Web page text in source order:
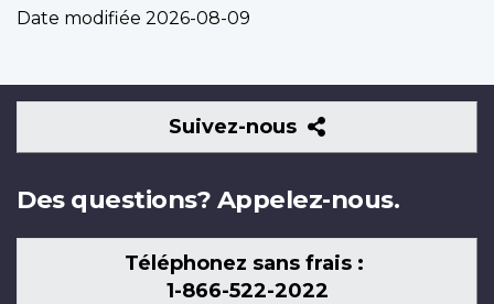
Date modifiée 2026-08-09
Suivez-nous
Suivez-
nous
Des questions? Appelez-nous.
Téléphonez sans frais :
1-866-522-2022